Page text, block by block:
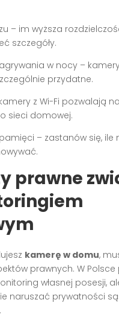
– im wyższa
szczegóły.
w nocy –
przydatne.
z Wi-Fi pozwalają
sieci domowej.
– zastanów się, ile
prawne
kamerę w domu,
prawnych. W Polsce
własnej posesji,
naruszać prywatności